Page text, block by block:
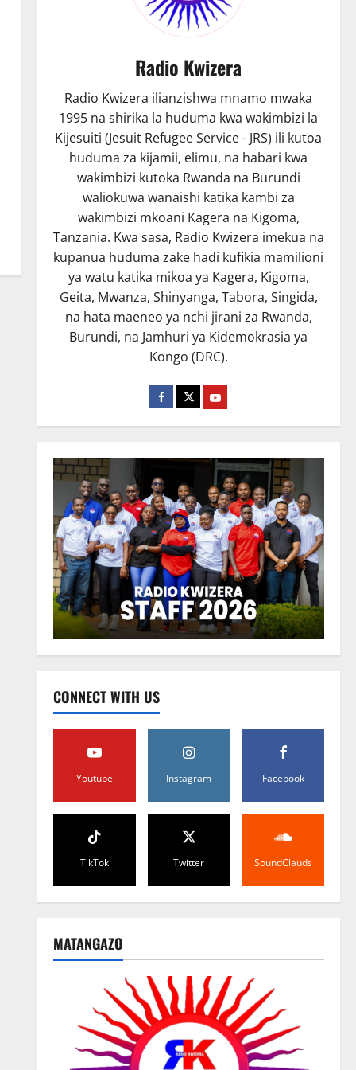
Radio Kwizera
Radio Kwizera ilianzishwa mnamo mwaka
1995 na shirika la huduma kwa wakimbizi la
Kijesuiti (Jesuit Refugee Service - JRS) ili kutoa
huduma za kijamii, elimu, na habari kwa
wakimbizi kutoka Rwanda na Burundi
waliokuwa wanaishi katika kambi za
wakimbizi mkoani Kagera na Kigoma,
Tanzania. Kwa sasa, Radio Kwizera imekua na
kupanua huduma zake hadi kufikia mamilioni
ya watu katika mikoa ya Kagera, Kigoma,
Geita, Mwanza, Shinyanga, Tabora, Singida,
na hata maeneo ya nchi jirani za Rwanda,
Burundi, na Jamhuri ya Kidemokrasia ya
Kongo (DRC).
CONNECT WITH US
Youtube Instagram Facebook
TikTok Twitter SoundClauds
MATANGAZO